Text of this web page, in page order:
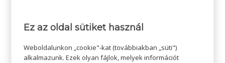
2020-10-30
/ SZERZŐ:ADMIN SZI
Ez az oldal sütiket használ
Weboldalunkon „cookie"-kat (továbbiakban „süti")
alkalmazunk. Ezek olyan fájlok, melyek információt